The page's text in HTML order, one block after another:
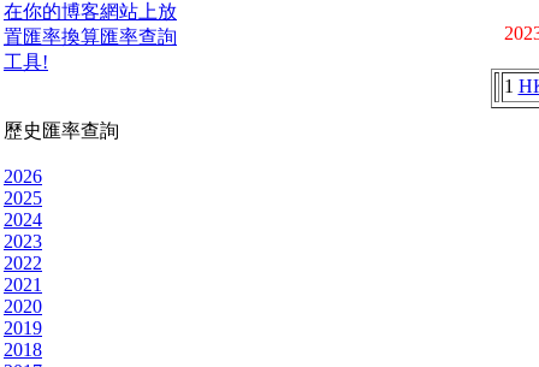
在你的博客網站上放
置匯率換算匯率查詢
工具!
歷史匯率查詢
2026
2025
2024
2023
2022
2021
2020
2019
2018
1